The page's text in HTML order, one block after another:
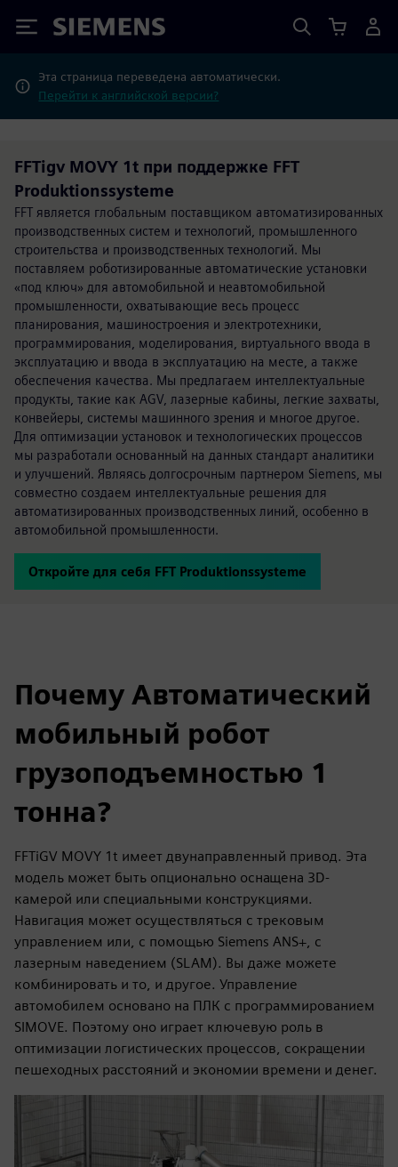
Siemens
Эта страница переведена автоматически.
Перейти к английской версии?
FFTigv MOVY 1t при поддержке FFT
Produktionssysteme
FFT является глобальным поставщиком автоматизированных
производственных систем и технологий, промышленного
строительства и производственных технологий. Мы
поставляем роботизированные автоматические установки
«под ключ» для автомобильной и неавтомобильной
промышленности, охватывающие весь процесс
планирования, машиностроения и электротехники,
программирования, моделирования, виртуального ввода в
эксплуатацию и ввода в эксплуатацию на месте, а также
обеспечения качества. Мы предлагаем интеллектуальные
продукты, такие как AGV, лазерные кабины, легкие захваты,
конвейеры, системы машинного зрения и многое другое.
Для оптимизации установок и технологических процессов
мы разработали основанный на данных стандарт аналитики
и улучшений. Являясь долгосрочным партнером Siemens, мы
совместно создаем интеллектуальные решения для
автоматизированных производственных линий, особенно в
автомобильной промышленности.
Откройте для себя FFT Produktionssysteme
Почему Автоматический
мобильный робот
грузоподъемностью 1
тонна?
FFTiGV MOVY 1t имеет двунаправленный привод. Эта
модель может быть опционально оснащена 3D-
камерой или специальными конструкциями.
Навигация может осуществляться с трековым
управлением или, с помощью Siemens ANS+, с
лазерным наведением (SLAM). Вы даже можете
комбинировать и то, и другое. Управление
автомобилем основано на ПЛК с программированием
SIMOVE. Поэтому оно играет ключевую роль в
оптимизации логистических процессов, сокращении
пешеходных расстояний и экономии времени и денег.